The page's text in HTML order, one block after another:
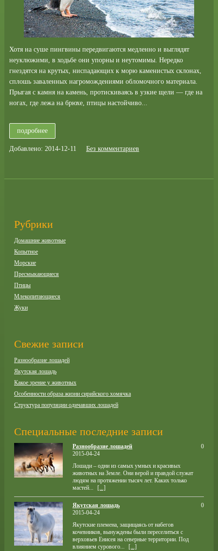
Хотя на суше пингвины передвигаются медленно и выглядят
неуклюжими, в ходьбе они упорны и неутомимы. Нередко
гнездятся на крутых, ниспадающих к морю каменистых склонах,
сплошь заваленных нагромождениями обломочного материала.
Прыгая с камня на камень, протискиваясь в узкие щели — где на
ногах, где лежа на брюхе, птицы настойчиво...
подробнее
Добавлено: 2014-12-11 Без комментариев
Рубрики
Домашние животные
Копытное
Морские
Пресмыкающиеся
Птицы
Млекопитающиеся
Жуки
Свежие записи
Разнообразие лошадей
Якутская лошадь
Какое зрение у животных
Особенности образа жизни сирийского хомячка
Структура популяции одичавших лошадей
Специальные последние записи
Разнообразие лошадей
2015-04-24
Лошади – одни из самых умных и красивых
животных на Земле. Они верой и правдой служат
людям на протяжении тысяч лет. Каких только
мастей...
[...]
0
Якутская лошадь
2015-04-24
Якутские племена, защищаясь от набегов
кочевников, вынуждены были переселиться с
верховьев Енисея на северные территории. Под
влиянием сурового...
[...]
0